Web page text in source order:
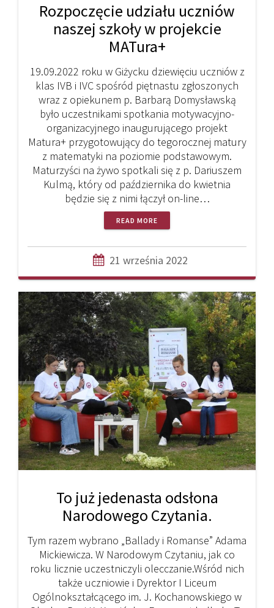
Rozpoczęcie udziału uczniów
naszej szkoły w projekcie
MATura+
19.09.2022 roku w Giżycku dziewięciu uczniów z
klas IVB i IVC spośród piętnastu zgłoszonych
wraz z opiekunem p. Barbarą Domysławską
było uczestnikami spotkania motywacyjno-
organizacyjnego inaugurującego projekt
Matura+ przygotowujący do tegorocznej matury
z matematyki na poziomie podstawowym.
Maturzyści na żywo spotkali się z p. Dariuszem
Kulmą, który od października do kwietnia
będzie się z nimi łączył on-line…
READ MORE
21 września 2022
To już jedenasta odsłona
Narodowego Czytania.
Tym razem wybrano „Ballady i Romanse” Adama
Mickiewicza. W Narodowym Czytaniu, jak co
roku licznie uczestniczyli olecczanie.Wśród nich
także uczniowie i Dyrektor I Liceum
Ogólnokształcącego im. J. Kochanowskiego w